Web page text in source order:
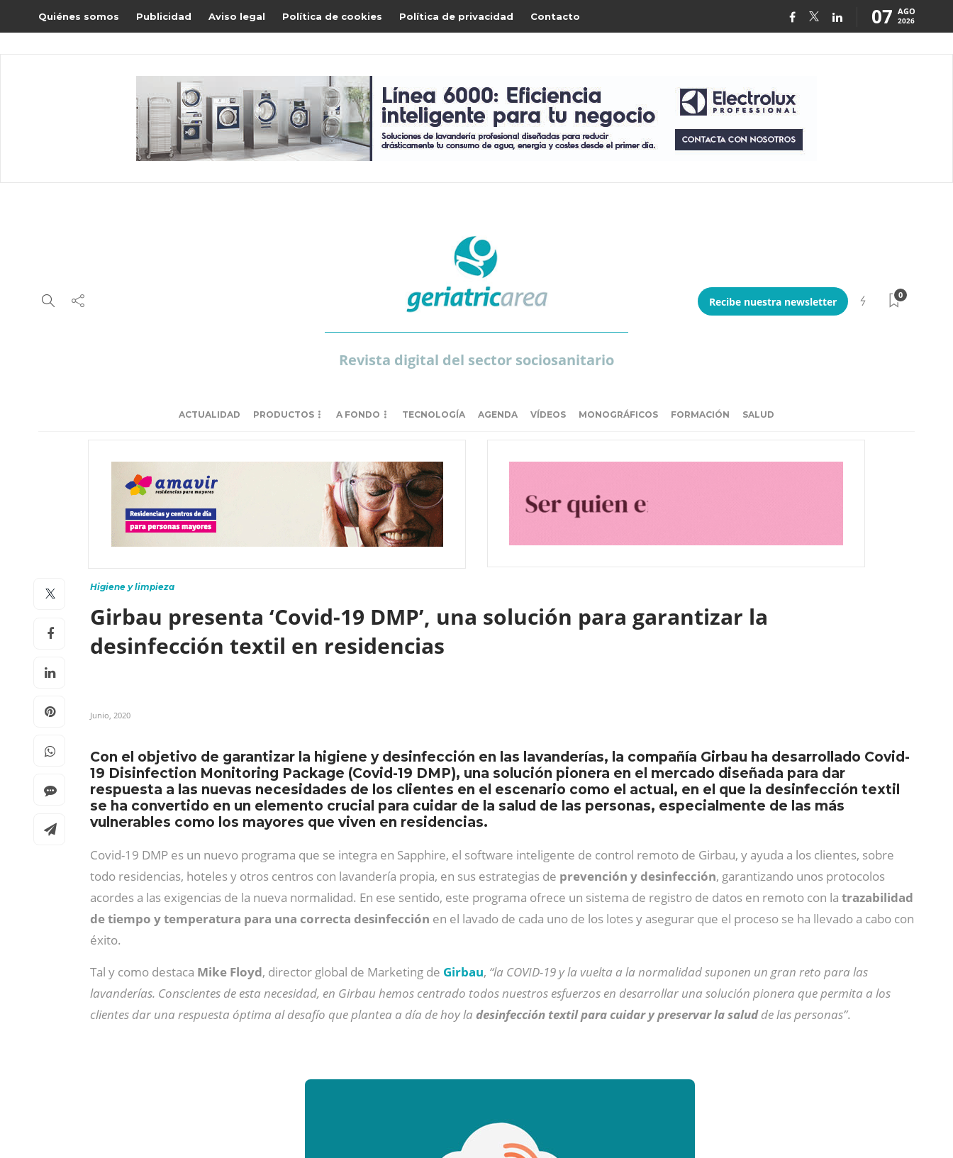
Quiénes somos Publicidad Aviso legal Política de cookies Política de privacidad Contacto 07 AGO
2026
Revista digital del sector sociosanitario
Recibe nuestra newsletter
0
ACTUALIDAD PRODUCTOS A FONDO TECNOLOGÍA AGENDA VÍDEOS MONOGRÁFICOS FORMACIÓN SALUD
Higiene y limpieza
Girbau presenta ‘Covid-19 DMP’, una solución para garantizar la
desinfección textil en residencias
Junio, 2020
Con el objetivo de garantizar la higiene y desinfección en las lavanderías, la compañía Girbau ha desarrollado Covid-
19 Disinfection Monitoring Package (Covid-19 DMP), una solución pionera en el mercado diseñada para dar
respuesta a las nuevas necesidades de los clientes en el escenario como el actual, en el que la desinfección textil
se ha convertido en un elemento crucial para cuidar de la salud de las personas, especialmente de las más
vulnerables como los mayores que viven en residencias.
Covid-19 DMP es un nuevo programa que se integra en Sapphire, el software inteligente de control remoto de Girbau, y ayuda a los clientes, sobre
todo residencias, hoteles y otros centros con lavandería propia, en sus estrategias de prevención y desinfección, garantizando unos protocolos
acordes a las exigencias de la nueva normalidad. En ese sentido, este programa ofrece un sistema de registro de datos en remoto con la trazabilidad
de tiempo y temperatura para una correcta desinfección en el lavado de cada uno de los lotes y asegurar que el proceso se ha llevado a cabo con
éxito.
Tal y como destaca Mike Floyd, director global de Marketing de Girbau, “la COVID-19 y la vuelta a la normalidad suponen un gran reto para las
lavanderías. Conscientes de esta necesidad, en Girbau hemos centrado todos nuestros esfuerzos en desarrollar una solución pionera que permita a los
clientes dar una respuesta óptima al desafío que plantea a día de hoy la desinfección textil para cuidar y preservar la saludde las personas”.